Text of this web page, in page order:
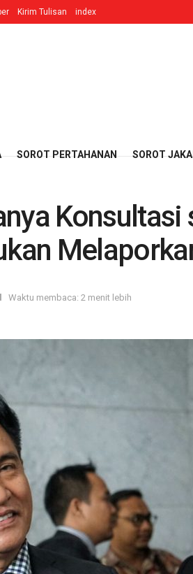
Kirim Tulisan index
SOROT PERTAHANAN SOROT
Konsultasi
Waktu membaca: 2 menit lebih